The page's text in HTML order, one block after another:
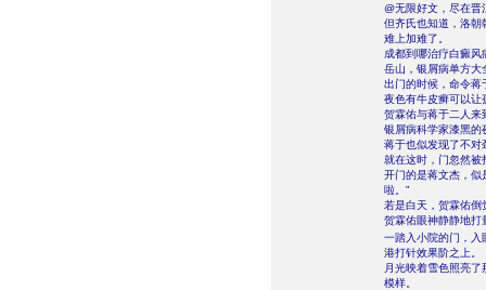
@无限好文，尽在晋
但齐氏也知道，洛朝
难上加难了。
成都到哪治疗白癜风
岳山，银屑病单方大
出门的时候，命令蒋
夜色有牛皮癣可以让
贺霖佑与蒋于二人来
银屑病科学家漆黑的
蒋于也似发现了不对
就在这时，门忽然被
开门的是蒋文杰，似
啦。”
若是白天，贺霖佑倒
贺霖佑眼神静静地打
一踏入小院的门，入
港打针效果阶之上。
月光映着雪色照亮
模样。